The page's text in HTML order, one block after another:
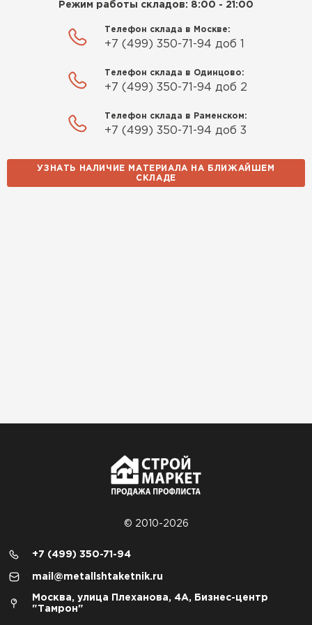
Режим работы складов: 8:00 - 21:00
Телефон склада в Москве:
+7 (499) 350-71-94 доб 1
Телефон склада в Одинцово:
+7 (499) 350-71-94 доб 2
Телефон склада в Раменском:
+7 (499) 350-71-94 доб 3
УЗНАТЬ НАЛИЧИЕ МАТЕРИАЛА НА БЛИЖАЙШЕМ
СКЛАДЕ
© 2010-2026
+7 (499) 350-71-94
mail@metallshtaketnik.ru
Москва, улица Плеханова, 4А, Бизнес-центр
"Тамрон"